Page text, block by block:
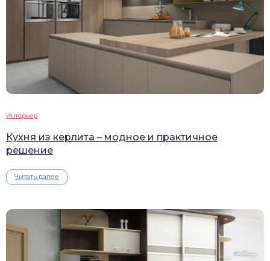
Интерьер
Кухня из керлита – модное и практичное
решение
Читать далее